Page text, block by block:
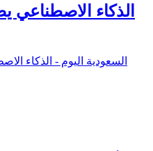
الذكاء